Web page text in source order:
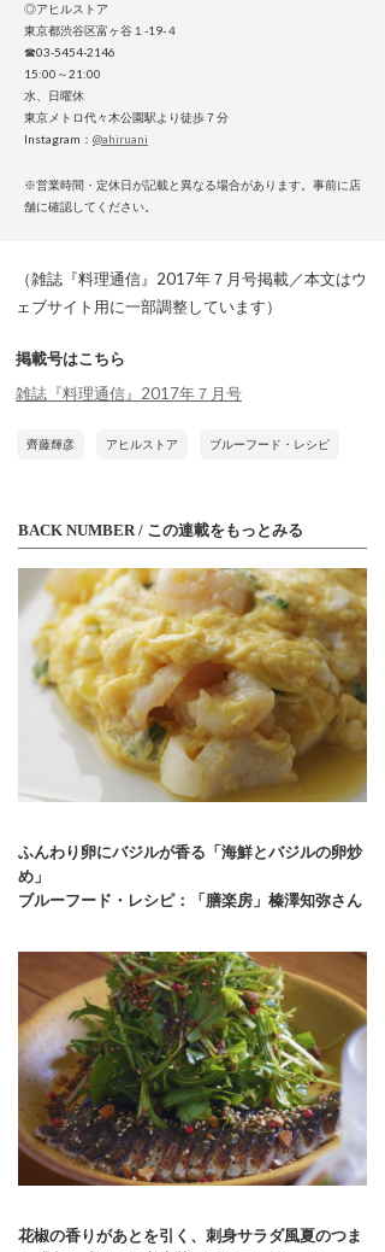
◎アヒルストア
東京都渋谷区富ヶ谷１-19-４
☎03-5454-2146
15:00～21:00
水、日曜休
東京メトロ代々木公園駅より徒歩７分
Instagram： @ahiruani
※営業時間・定休日が記載と異なる場合があります。事前に店
舗に確認してください。
（雑誌『料理通信』2017年７月号掲載／本文はウ
ェブサイト用に一部調整しています）
掲載号はこちら
雑誌『料理通信』2017年７月号
齊藤輝彦 アヒルストア ブルーフード・レシピ
BACK NUMBER / この連載をもっとみる
ふんわり卵にバジルが香る「海鮮とバジルの卵炒
め」
ブルーフード・レシピ：「膳楽房」榛澤知弥さん
花椒の香りがあとを引く、刺身サラダ風夏のつま